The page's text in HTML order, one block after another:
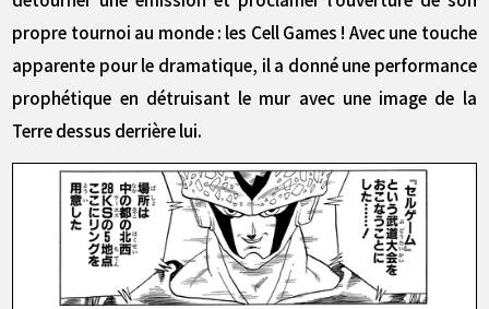
propre tournoi au monde : les Cell Games ! Avec une touche
apparente pour le dramatique, il a donné une performance
prophétique en détruisant le mur avec une image de la
Terre dessus derrière lui.